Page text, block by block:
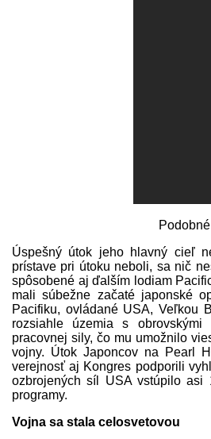
Úspešný útok jeho hlavný cieľ
prístave pri útoku neboli, sa nič
spôsobené aj ďalším lodiam
mali súbežne začaté japonské
Pacifiku, ovládané USA, Veľkou
rozsiahle územia s
pracovnej sily, čo mu umožnilo
vojny. Útok Japoncov na Pearl
verejnosť aj Kongres podporili
ozbrojených síl USA vstúpilo
programy.
Vojna sa stala celosvetovou